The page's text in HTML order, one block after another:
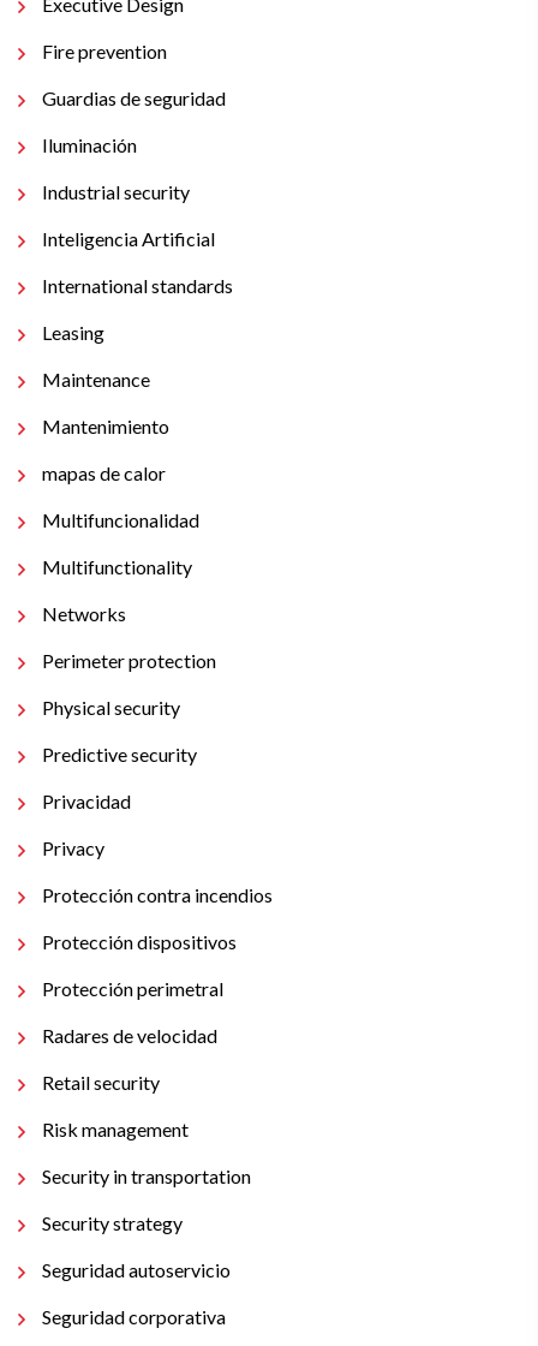
Fire prevention
Guardias de seguridad
Iluminación
Industrial security
Inteligencia Artificial
International standards
Leasing
Maintenance
Mantenimiento
mapas de calor
Multifuncionalidad
Multifunctionality
Networks
Perimeter protection
Physical security
Predictive security
Privacidad
Privacy
Protección contra incendios
Protección dispositivos
Protección perimetral
Radares de velocidad
Retail security
Risk management
Security in transportation
Security strategy
Seguridad autoservicio
Seguridad corporativa